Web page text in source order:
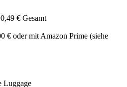
€ Gesamt
€ oder mit Amazon Prime (siehe